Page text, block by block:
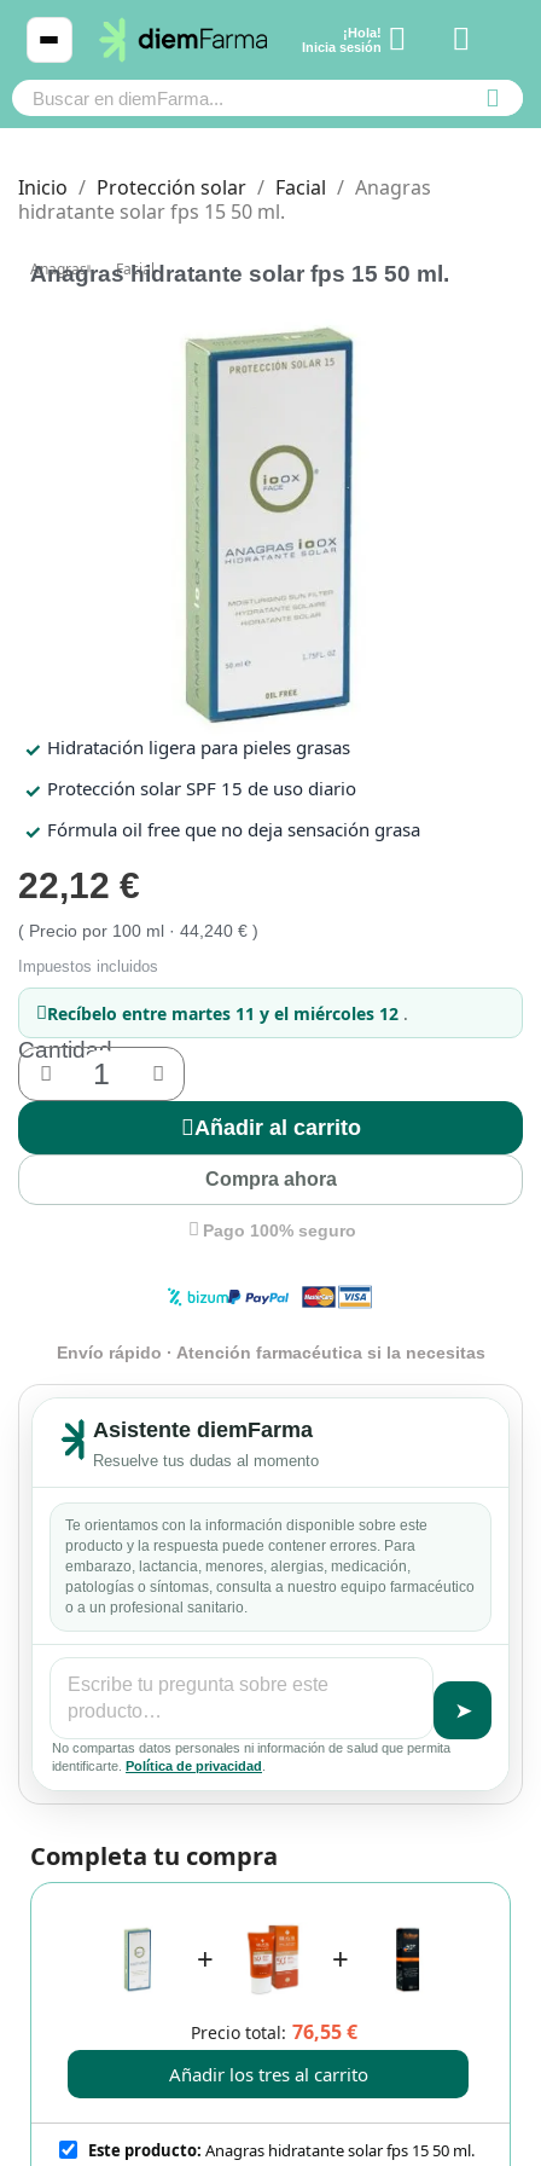
Productos naturales y dietética
Protección solar
Óptica
Ortopedia
Salud
¡Hola!
Inicia sesión
Ver carrito
Productos naturales y dietética
Protección solar
Óptica
Ortopedia
Salud
Inicio Protección solar Facial
Anagras
hidratante solar fps 15 50 ml.
Anagras Facial
Anagras hidratante solar fps 15 50 ml.
Hidratación ligera para pieles grasas
Protección solar SPF 15 de uso diario
Fórmula oil free que no deja sensación grasa
22,12 €
Precio por 100 ml · 44,240 €
Impuestos incluidos
Recíbelo entre martes 11 y el miércoles 12 .
Cantidad
Añadir al carrito
Compra ahora
Pago 100% seguro
Envío rápido · Atención farmacéutica si la necesitas
Asistente diemFarma
Resuelve tus dudas al momento
Te orientamos con la información disponible sobre este
producto y la respuesta puede contener errores. Para
embarazo, lactancia, menores, alergias, medicación,
patologías o síntomas, consulta a nuestro equipo farmacéutico
o a un profesional sanitario.
➤
No compartas datos personales ni información de salud que permita
identificarte.
Política de privacidad
Completa tu compra
+ +
Precio total: 76,55 €
Añadir los tres al carrito
Este producto: Anagras hidratante solar fps 15 50 ml.